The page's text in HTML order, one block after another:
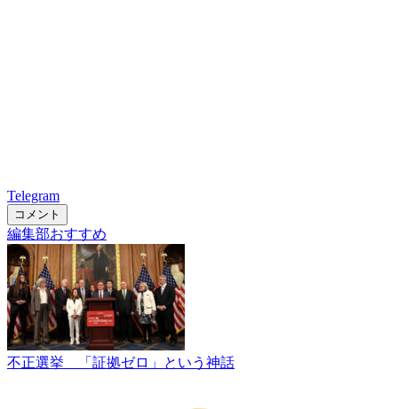
Telegram
コメント
編集部おすすめ
不正選挙 「証拠ゼロ」という神話